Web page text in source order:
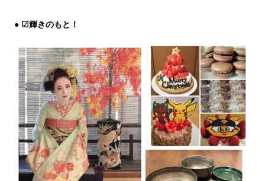
☑輝きのもと！